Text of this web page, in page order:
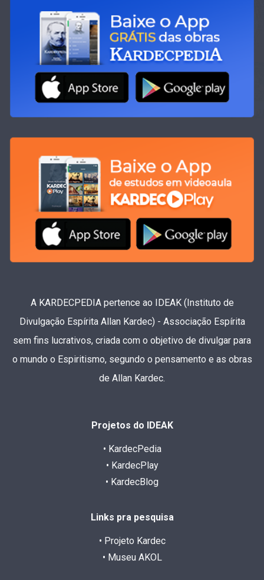
A KARDECPEDIA pertence ao IDEAK (Instituto de
Divulgação Espírita Allan Kardec) - Associação Espírita
sem fins lucrativos, criada com o objetivo de divulgar para
o mundo o Espiritismo, segundo o pensamento e as obras
de Allan Kardec.
Projetos do IDEAK
• KardecPedia
• KardecPlay
• KardecBlog
Links pra pesquisa
• Projeto Kardec
• Museu AKOL